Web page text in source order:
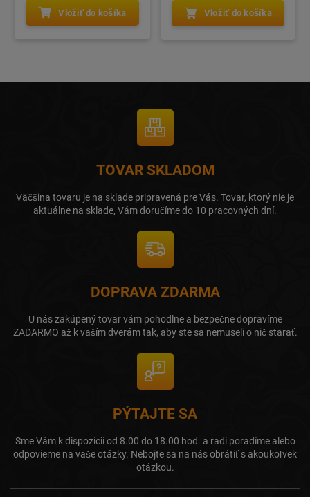
Vložiť do košíka Vložiť do košíka
TOVAR SKLADOM
Väčšina tovaru je na sklade pripravená pre Vás. Tovar, ktorý nie je
aktuálne na sklade, Vám doručíme do 10 pracovných dní.
DOPRAVA ZDARMA
U nás zakúpený tovar vám pohodlne a bezpečne dopravíme
ZADARMO až k vaším dverám tak, aby ste sa nemuseli o nič starať.
PÝTAJTE SA
Sme Vám k dispozícií od 8.00 do 18.00 hod. a radi poradíme alebo
odpovieme na vaše otázky. Nebojte sa na nás obrátiť s akoukoľvek
otázkou.